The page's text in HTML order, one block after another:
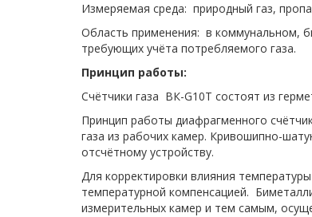
Измеряемая среда: природный газ,
Область применения: в коммунальном,
требующих учёта потребляемого газа.
Принцип работы:
Счётчики газа ВК-G10Т состоят из
Принцип работы диафрагменного
газа из рабочих камер. Кривошипно-
отсчётному устройству.
Для корректировки влияния
температурной компенсацией.
измерительных камер и тем самым,